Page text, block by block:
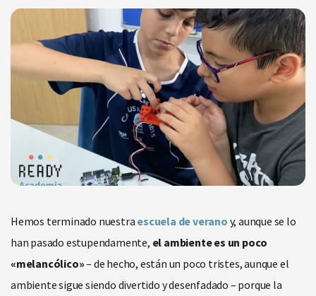
Hemos terminado nuestra escuela de verano y, aunque se lo
han pasado estupendamente, el ambiente es un poco
«melancólico»– de hecho, están un poco tristes, aunque el
ambiente sigue siendo divertido y desenfadado – porque la